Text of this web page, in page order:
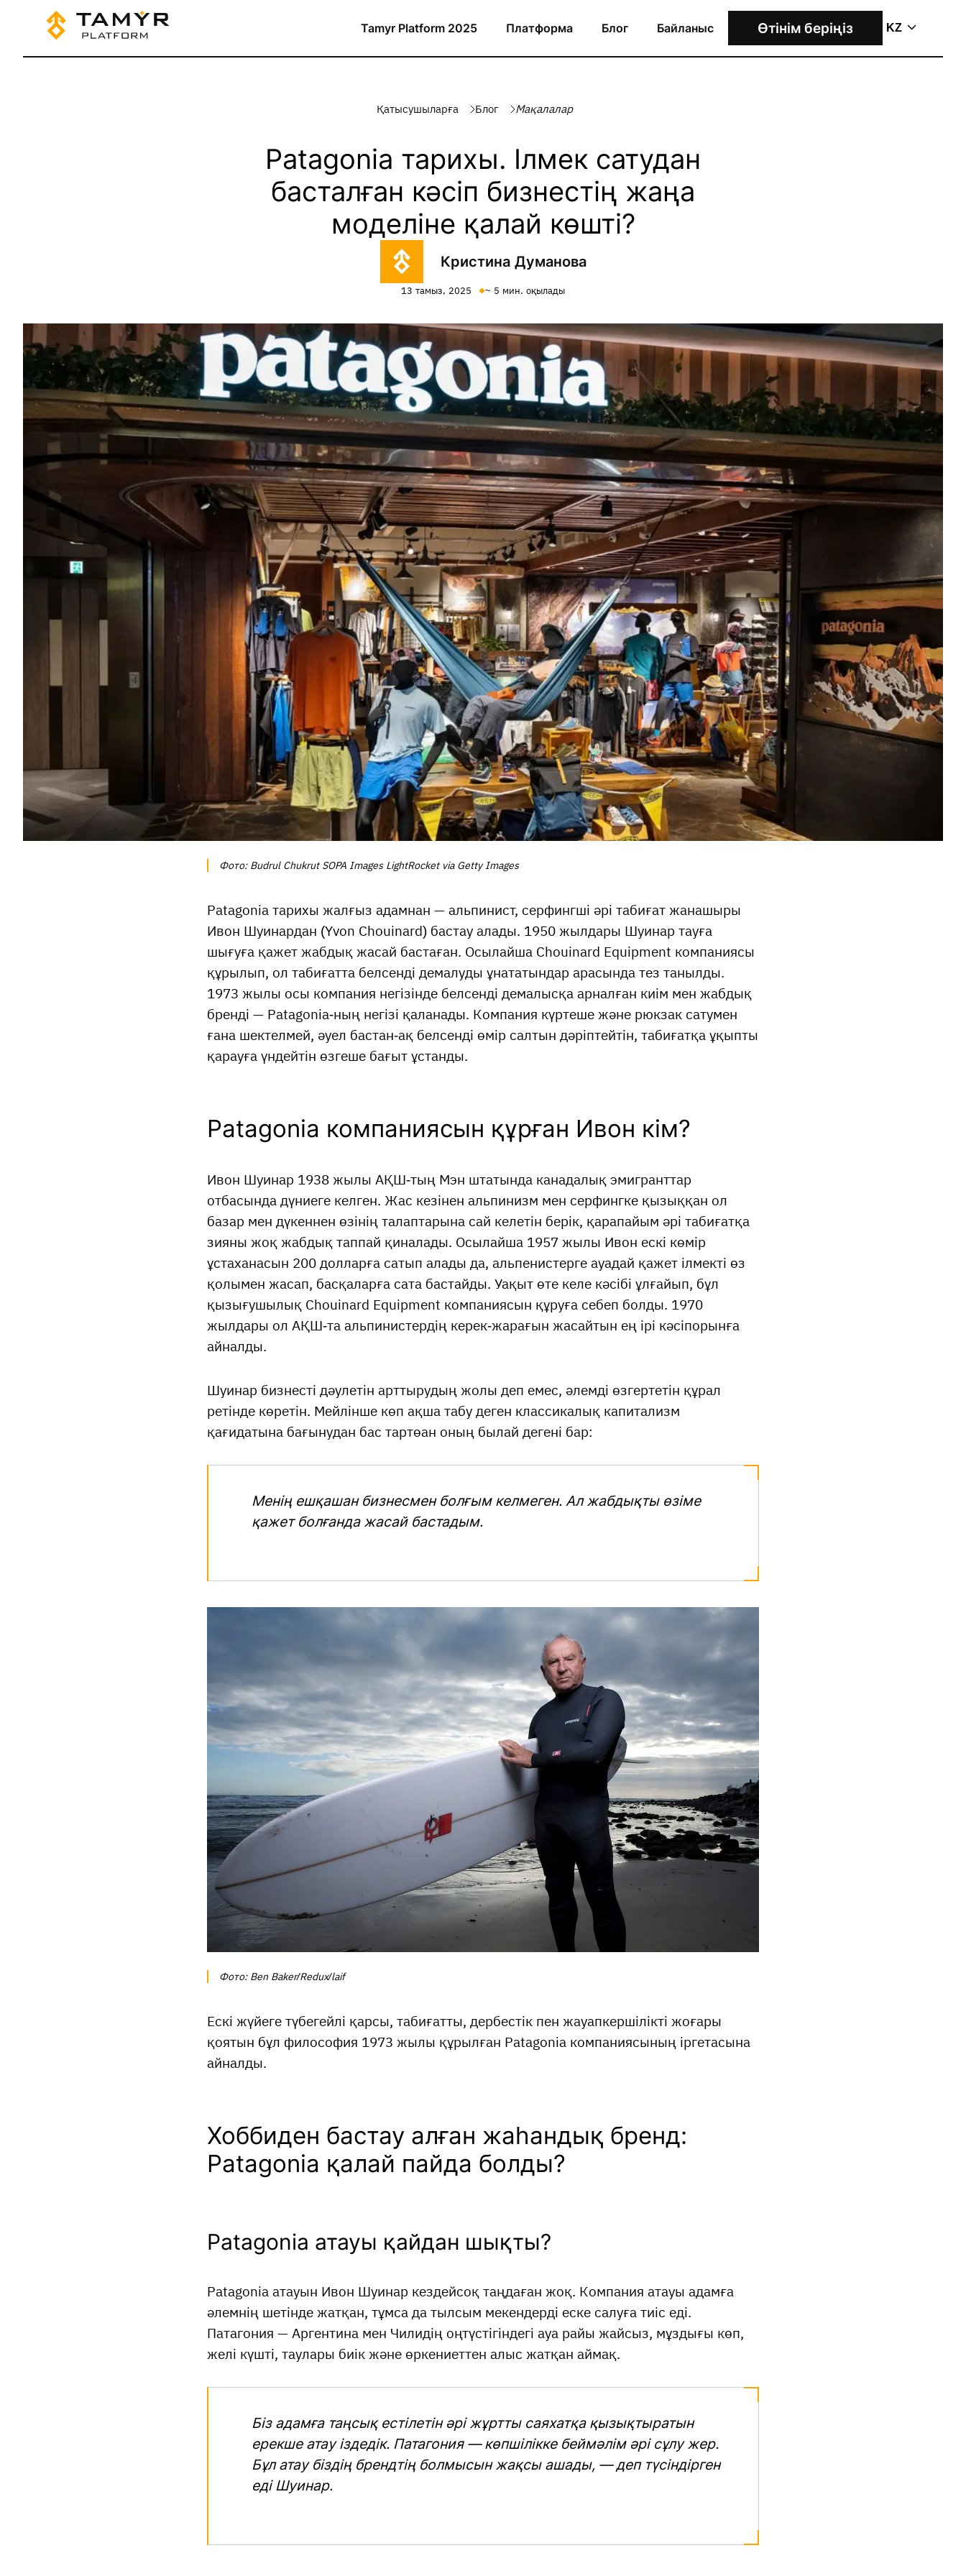
Tamyr Platform 2025 Платформа Блог Байланыс Өтінім беріңіз KZ
Қатысушыларға Блог Мақалалар
Patagonia тарихы. Ілмек сатудан
басталған кәсіп бизнестің жаңа
моделіне қалай көшті?
Кристина Думанова
13 тамыз, 2025 ~ 5 мин. оқылады
Фото: Budrul Chukrut SOPA Images LightRocket via Getty Images
Patagonia тарихы жалғыз адамнан — альпинист, серфингші әрі табиғат жанашыры
Ивон Шуинардан (Yvon Chouinard) бастау алады. 1950 жылдары Шуинар тауға
шығуға қажет жабдық жасай бастаған. Осылайша Chouinard Equipment компаниясы
құрылып, ол табиғатта белсенді демалуды ұнататындар арасында тез танылды.
1973 жылы осы компания негізінде белсенді демалысқа арналған киім мен жабдық
бренді — Patagonia-ның негізі қаланады. Компания күртеше және рюкзак сатумен
ғана шектелмей, әуел бастан-ақ белсенді өмір салтын дәріптейтін, табиғатқа ұқыпты
қарауға үндейтін өзгеше бағыт ұстанды.
Patagonia компаниясын құрған Ивон кім?
Ивон Шуинар 1938 жылы АҚШ-тың Мэн штатында канадалық эмигранттар
отбасында дүниеге келген. Жас кезінен альпинизм мен серфингке қызыққан ол
базар мен дүкеннен өзінің талаптарына сай келетін берік, қарапайым әрі табиғатқа
зияны жоқ жабдық таппай қиналады. Осылайша 1957 жылы Ивон ескі көмір
ұстаханасын 200 долларға сатып алады да, альпенистерге ауадай қажет ілмекті өз
қолымен жасап, басқаларға сата бастайды. Уақыт өте келе кәсібі ұлғайып, бұл
қызығушылық Chouinard Equipment компаниясын құруға себеп болды. 1970
жылдары ол АҚШ-та альпинистердің керек-жарағын жасайтын ең ірі кәсіпорынға
айналды.
Шуинар бизнесті дәулетін арттырудың жолы деп емес, әлемді өзгертетін құрал
ретінде көретін. Мейлінше көп ақша табу деген классикалық капитализм
қағидатына бағынудан бас тартөан оның былай дегені бар:
Менің ешқашан бизнесмен болғым келмеген. Ал жабдықты өзіме
қажет болғанда жасай бастадым.
Фото: Ben Baker/Redux/laif
Ескі жүйеге түбегейлі қарсы, табиғатты, дербестік пен жауапкершілікті жоғары
қоятын бұл философия 1973 жылы құрылған Patagonia компаниясының іргетасына
айналды.
Хоббиден бастау алған жаһандық бренд:
Patagonia қалай пайда болды?
Patagonia атауы қайдан шықты?
Patagonia атауын Ивон Шуинар кездейсоқ таңдаған жоқ. Компания атауы адамға
әлемнің шетінде жатқан, тұмса да тылсым мекендерді еске салуға тиіс еді.
Патагония — Аргентина мен Чилидің оңтүстігіндегі ауа райы жайсыз, мұздығы көп,
желі күшті, таулары биік және өркениеттен алыс жатқан аймақ.
Біз адамға таңсық естілетін әрі жұртты саяхатқа қызықтыратын
ерекше атау іздедік. Патагония — көпшілікке беймәлім әрі сұлу жер.
Бұл атау біздің брендтің болмысын жақсы ашады, — деп түсіндірген
еді Шуинар.